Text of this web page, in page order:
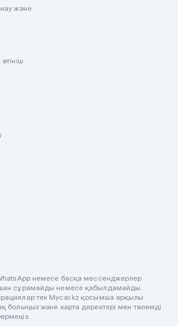
және
немесе басқа мессенджерлер
сұрамайды немесе қабылдамайды.
тек Mycar.kz қосымша арқылы
болыңыз және карта деректері мен төлемді